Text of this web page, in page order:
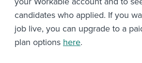
candidates who applied. If you
job live, you can upgrade to a
plan options here.